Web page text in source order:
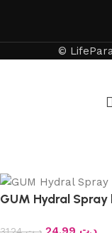
©
GUM Hydral